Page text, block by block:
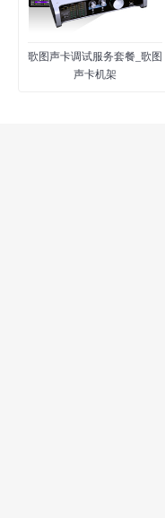
歌图声卡调试服务套餐_歌图
声卡机架